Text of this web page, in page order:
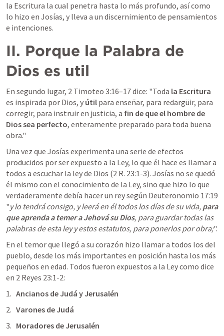
la Escritura la cual penetra hasta lo más profundo, así como
lo hizo en Josías, y lleva a un discernimiento de pensamientos
e intenciones.
II. Porque la Palabra de
Dios es util
En segundo lugar, 2 Timoteo 3:16–17 dice: "Toda la Escritura
es inspirada por Dios, y útil para enseñar, para redargüir, para
corregir, para instruir en justicia, a fin de que el hombre de
Dios sea perfecto, enteramente preparado para toda buena
obra."
Una vez que Josías experimenta una serie de efectos
producidos por ser expuesto a la Ley, lo que él hace es llamar a
todos a escuchar la ley de Dios (2 R. 23:1-3). Josías no se quedó
él mismo con el conocimiento de la Ley, sino que hizo lo que
verdaderamente debía hacer un rey según Deuteronomio 17:19
"y lo tendrá consigo, y leerá en él todos los días de su vida, para
que aprenda a temer a Jehová su Dios, para guardar todas las
palabras de esta ley y estos estatutos, para ponerlos por obra;".
En el temor que llegó a su corazón hizo llamar a todos los del
pueblo, desde los más importantes en posición hasta los más
pequeños en edad. Todos fueron expuestos a la Ley como dice
en 2 Reyes 23:1-2:
Ancianos de Judá y Jerusalén
Varones de Judá
Moradores de Jerusalén